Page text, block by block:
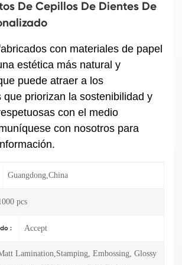
De Cepillos De Dientes De
con materiales de papel
estética más natural y
puede atraer a los
que priorizan la sostenibilidad y
con el medio
con nosotros para
Guangdong,China
pcs
: Accept
Lamination,Stamping, Embossing, Glossy